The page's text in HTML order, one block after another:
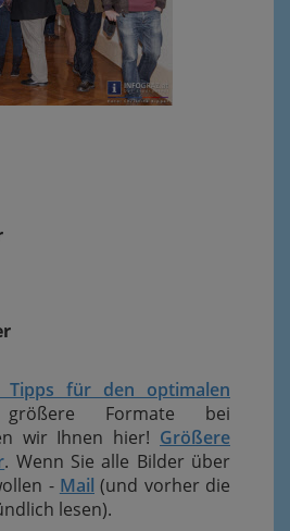
Tipps für den optimalen
Formate bei
wir Ihnen hier! Größere
. Wenn Sie alle Bilder über
- Mail (und vorher die
lesen).